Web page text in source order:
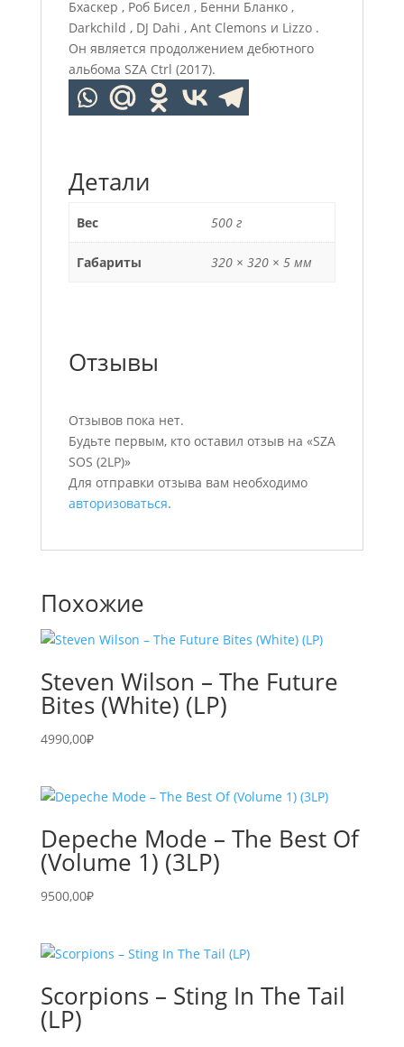
Бхаскер , Роб Бисел , Бенни Бланко ,
Darkchild , DJ Dahi , Ant Clemons и Lizzo .
Он является продолжением дебютного
альбома SZA Ctrl (2017).
Детали
Вес 500 г
Габариты 320 × 320 × 5 мм
Отзывы
Отзывов пока нет.
Будьте первым, кто оставил отзыв на «SZA
SOS (2LP)»
Для отправки отзыва вам необходимо
авторизоваться.
Похожие
Steven Wilson – The Future
Bites (White) (LP)
4990,00₽
Depeche Mode – The Best Of
(Volume 1) (3LP)
9500,00₽
Scorpions – Sting In The Tail
(LP)